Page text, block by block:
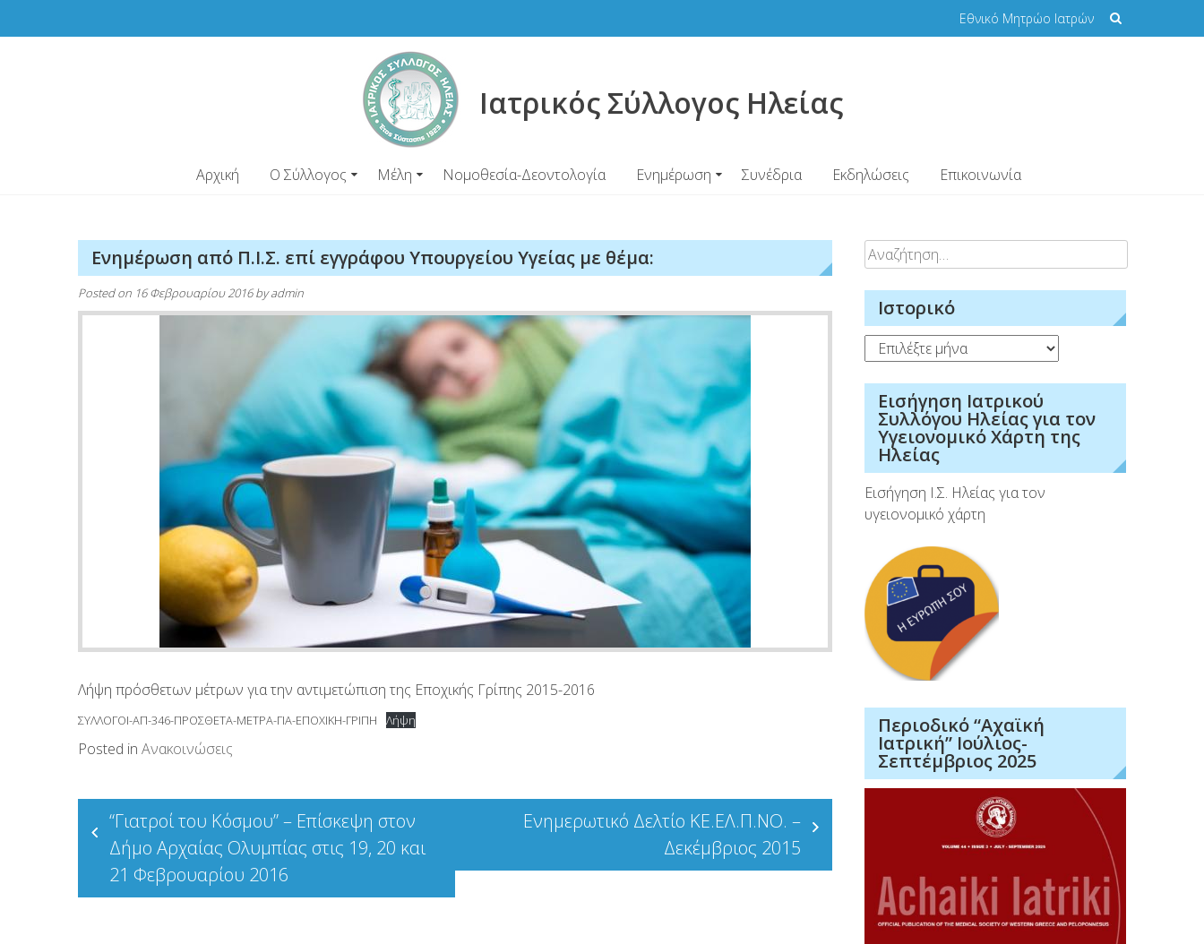
Εθνικό Μητρώο Ιατρών
Ιατρικός Σύλλογος Ηλείας
Αρχική Ο Σύλλογος Μέλη Νομοθεσία-Δεοντολογία Ενημέρωση Συνέδρια Εκδηλώσεις Επικοινωνία
Ενημέρωση από Π.Ι.Σ. επί εγγράφου Υπουργείου Υγείας με θέμα:
Posted on 16 Φεβρουαρίου 2016byadmin
Λήψη πρόσθετων μέτρων για την αντιμετώπιση της Εποχικής Γρίπης 2015-2016
ΣΥΛΛΟΓΟΙ-ΑΠ-346-ΠΡΟΣΘΕΤΑ-ΜΕΤΡΑ-ΓΙΑ-ΕΠΟΧΙΚΗ-ΓΡΙΠΗ Λήψη
Posted in Ανακοινώσεις
Πλοήγηση
άρθρων
“Γιατροί του Κόσμου” – Επίσκεψη στον
Δήμο Αρχαίας Ολυμπίας στις 19, 20 και
21 Φεβρουαρίου 2016
Ενημερωτικό Δελτίο ΚΕ.ΕΛ.Π.ΝΟ. –
Δεκέμβριος 2015
Αναζήτηση
για:
Ιστορικό
Ιστορικό
Εισήγηση Ιατρικού
Συλλόγου Ηλείας για τον
Υγειονομικό Χάρτη της
Ηλείας
Εισήγηση Ι.Σ. Ηλείας για τον
υγειονομικό χάρτη
Περιοδικό “Αχαϊκή
Ιατρική” Ιούλιος-
Σεπτέμβριος 2025